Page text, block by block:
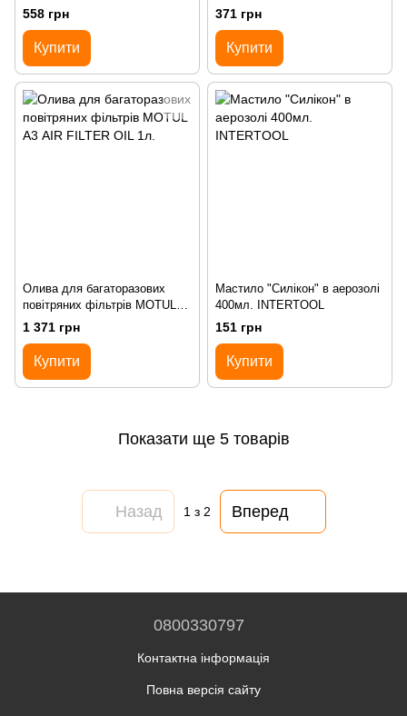
мінеральне 400г
558 грн
Купити
400мл
371 грн
Купити
Олива для багаторазових
повітряних фільтрів MOTUL
А3 AIR FILTER OIL 1л.
1 371 грн
Купити
Мастило "Силікон" в аерозолі
400мл. INTERTOOL
151 грн
Купити
Показати ще 5 товарів
Назад 1з 2 Вперед
0800330797
Контактна інформація
Повна версія сайту